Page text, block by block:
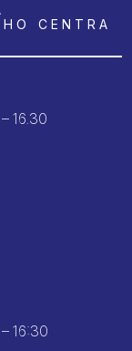
CENTRA
16.30
16:30